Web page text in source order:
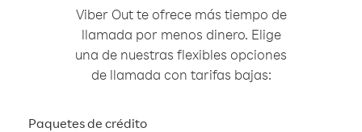
Viber Out te ofrece más tiempo de
llamada por menos dinero. Elige
una de nuestras flexibles opciones
de llamada con tarifas bajas:
Paquetes de crédito